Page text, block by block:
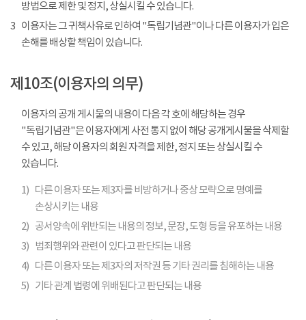
방법으로 제한 및 정지, 상실시킬 수 있습니다.
3 이용자는 그 귀책사유로 인하여 "독립기념관"이나 다른 이용자가 입은
손해를 배상할 책임이 있습니다.
제10조(이용자의 의무)
이용자의 공개 게시물의 내용이 다음 각 호에 해당하는 경우
"독립기념관"은 이용자에게 사전 통지 없이 해당 공개게시물을 삭제할
수 있고, 해당 이용자의 회원 자격을 제한, 정지 또는 상실시킬 수
있습니다.
1) 다른 이용자 또는 제3자를 비방하거나 중상 모략으로 명예를
손상시키는 내용
2) 공서양속에 위반되는 내용의 정보, 문장, 도형 등을 유포하는 내용
3)
범죄행위와 관련이 있다고 판단되는 내용
4) 다른 이용자 또는 제3자의 저작권 등 기타 권리를 침해하는 내용
5) 기타 관계 법령에 위배된다고 판단되는 내용